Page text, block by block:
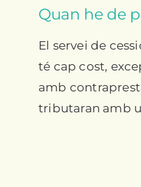
Quan he de
El servei de
té cap cost,
amb
tributaran amb